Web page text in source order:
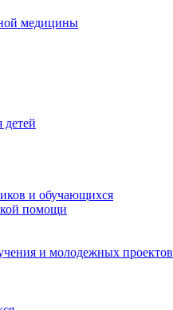
медицины
детей
и обучающихся
помощи
и молодежных проектов